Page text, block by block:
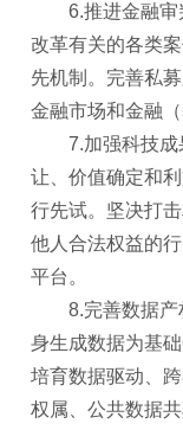
6.推进金融审判
改革有关的各类
先机制。完善私
金融市场和金融
7.加强科技成果
让、价值确定和
行先试。坚决打
他人合法权益的
平台。
8.完善数据产权
身生成数据为基
培育数据驱动、
权属、公共数据